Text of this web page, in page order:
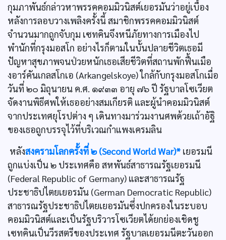
กุมภาพันธ์กล่าวหาพรรคคอมมิวนิสต์เยอรมันว่าอยู่เบื้อง
หลังการลอบวางเพลิงครั้งนี้ สมาชิกพรรคคอมมิวนิสต์
จำนวนมากถูกจับกุม เซทคินจึงหนีภัยทางการเมืองไป
พำนักที่กรุงมอสโก อย่างไรก็ตามในบั้นปลายชีวิตเธอมี
ปัญหาสุขภาพจนป่วยหนักเธอเสียชีวิตที่สถานพักฟื้นเมือ
งอาร์คันเกลสโกเอ (Arkangelskoye) ใกล้กับกรุงมอสโกเมื่อ
วันที่ ๒๐ มิถุนายน ค.ศ. ๑๙๓๓ อายุ ๗๖ ปี รัฐบาลโซเวียต
จัดงานพิธีศพให้เธออย่างสมเกียรติ และผู้นำคอมมิวนิสต์
จากประเทศยุโรปต่าง ๆ เดินทางมาร่วมงานศพด้วยเถ้าอัฐิ
ของเธอถูกบรรจุไว้ที่บริเวณกำแพงเครมลิน
หลังสงครามโลกครั้งที่ ๒ (Second World War)* เยอรมนี
ถูกแบ่งเป็น ๒ ประเทศคือ สหพันธ์สาธารณรัฐเยอรมนี
(Federal Republic of Germany) และสาธารณรัฐ
ประชาธิปไตยเยอรมัน (German Democratic Republic)
สาธารณรัฐประชาธิปไตยเยอรมันซึ่งปกครองในระบอบ
คอมมิวนิสต์และเป็นรัฐบริวารโซเวียตได้ยกย่องเชิดชู
เซทคินเป็นวีรสตรีของประเทศ รัฐบาลเยอรมนีตะวันออก